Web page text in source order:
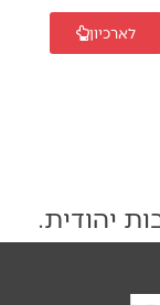
לארכיון
יהודית.